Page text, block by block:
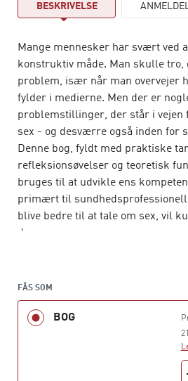
BESKRIVELSE
Mange mennesker har svært ved
konstruktiv måde. Man skulle tro,
problem, især når man overvejer
fylder i medierne. Men der er
problemstillinger, der står i vejen
sex - og desværre også inden for
Denne bog, fyldt med praktiske
refleksionsøvelser og teoretisk
bruges til at udvikle ens
primært til
blive bedre til at tale om sex, vil
den.
Med
meget vigtig lille bog om et
sjælden grad lykkedes for hende i
holdning til mennesker med
FÅS SOM
BOG